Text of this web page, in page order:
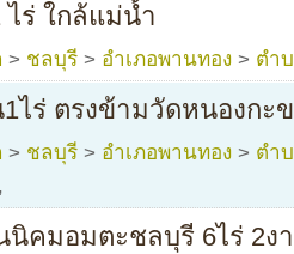
ร่ ใกล้แม่น้ำ
> ชลบุรี > อำเภอพานทอง > ตำ
ไร่ ตรงข้ามวัดหนองกะ
> ชลบุรี > อำเภอพานทอง > ตำ
,
คมอมตะชลบุรี 6ไร่ 2ง